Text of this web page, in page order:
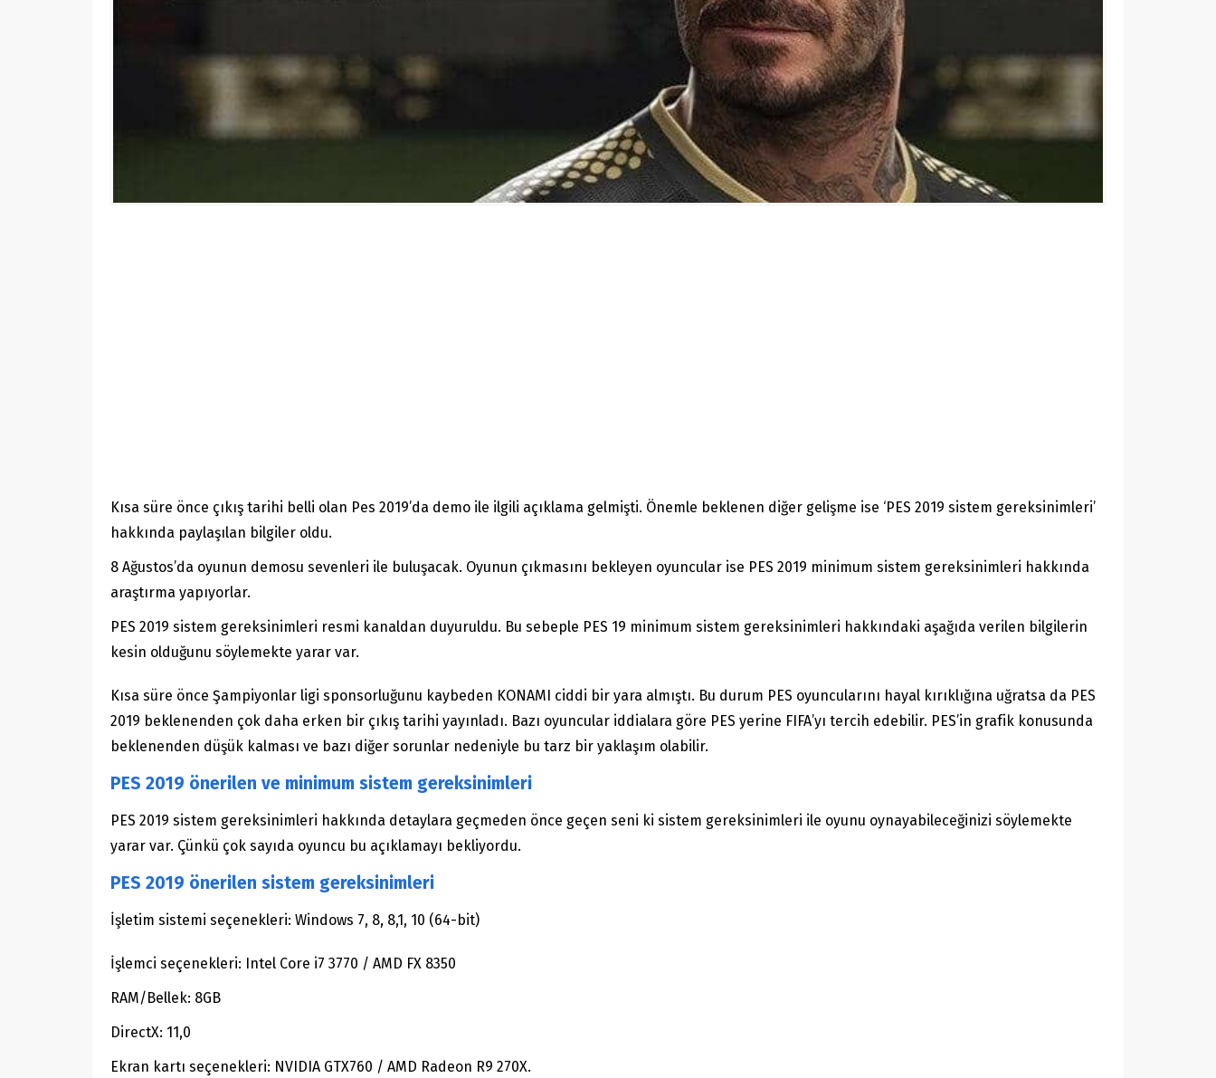
Kısa süre önce çıkış tarihi belli olan Pes 2019’da demo ile ilgili açıklama gelmişti. Önemle beklenen diğer gelişme ise ‘PES 2019 sistem gereksinimleri’
hakkında paylaşılan bilgiler oldu.
8 Ağustos’da oyunun demosu sevenleri ile buluşacak. Oyunun çıkmasını bekleyen oyuncular ise PES 2019 minimum sistem gereksinimleri hakkında
araştırma yapıyorlar.
PES 2019 sistem gereksinimleri resmi kanaldan duyuruldu. Bu sebeple PES 19 minimum sistem gereksinimleri hakkındaki aşağıda verilen bilgilerin
kesin olduğunu söylemekte yarar var.
Kısa süre önce Şampiyonlar ligi sponsorluğunu kaybeden KONAMI ciddi bir yara almıştı. Bu durum PES oyuncularını hayal kırıklığına uğratsa da PES
2019 beklenenden çok daha erken bir çıkış tarihi yayınladı. Bazı oyuncular iddialara göre PES yerine FIFA’yı tercih edebilir. PES’in grafik konusunda
beklenenden düşük kalması ve bazı diğer sorunlar nedeniyle bu tarz bir yaklaşım olabilir.
PES 2019 önerilen ve minimum sistem gereksinimleri
PES 2019 sistem gereksinimleri hakkında detaylara geçmeden önce geçen seni ki sistem gereksinimleri ile oyunu oynayabileceğinizi söylemekte
yarar var. Çünkü çok sayıda oyuncu bu açıklamayı bekliyordu.
PES 2019 önerilen sistem gereksinimleri
İşletim sistemi seçenekleri: Windows 7, 8, 8,1, 10 (64-bit)
İşlemci seçenekleri: Intel Core i7 3770 / AMD FX 8350
RAM/Bellek: 8GB
DirectX: 11,0
Ekran kartı seçenekleri: NVIDIA GTX760 / AMD Radeon R9 270X.